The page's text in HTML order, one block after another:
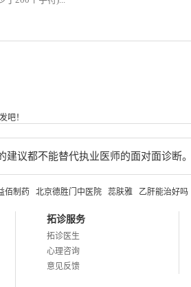
吧！
建议都不能替代执业医师的面对面诊断
佰制药 北京德胜门中医院 蕊肤雅 乙肝能治好吗
拓诊服务
拓诊医生
心理咨询
意见反馈